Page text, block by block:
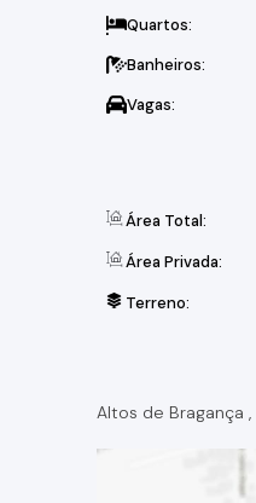
Quartos:
Banheiros:
Vagas:
Área Total:
Área Privada:
Terreno:
Altos de Bragança ,